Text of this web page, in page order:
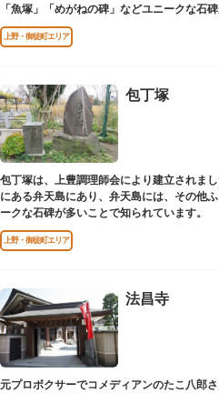
「魚塚」「めがねの碑」などユニークな石
上野・御徒町エリア
包丁塚
包丁塚は、上豊調理師会により建立されま
にある弁天島にあり、弁天島には、その他
ークな石碑が多いことで知られています。
上野・御徒町エリア
法昌寺
元プロボクサーでコメディアンのたこ八郎